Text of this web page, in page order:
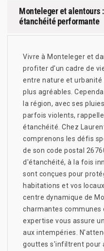
Monteleger et alentours
étanchéité performante
Vivre à Monteleger et
profiter d'un cadre de
entre nature et urbanité
plus agréables.
la région, avec ses
parfois violents,
étanchéité. Chez
comprenons les défis
de son code postal
d'étanchéité, à la fois
sont conçues pour
habitations et vos
centre dynamique de
charmantes communes
expertise vous assure
aux intempéries.
gouttes s'infiltrent pour